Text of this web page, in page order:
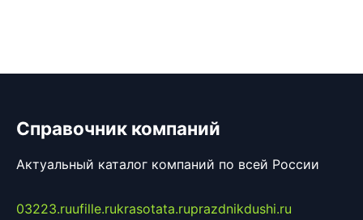
Справочник компаний
Актуальный каталог компаний по всей России
03223.ruufille.rukrasotata.ruprazdnikdushi.ru